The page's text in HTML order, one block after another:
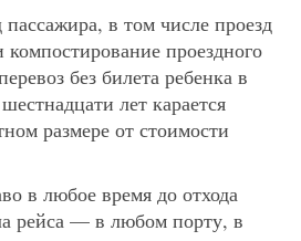
в том числе проезд
компостирование проездного
без билета ребенка в
лет карается
размере от стоимости
в любое время до отхода
рейса — в любом порту, в